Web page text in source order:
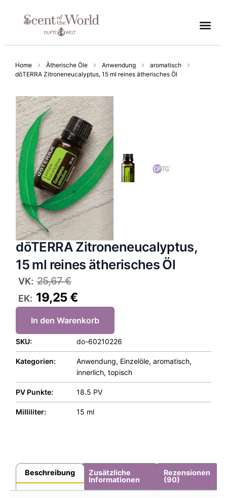
Home Ätherische Öle Anwendung
aromatisch
dōTERRA Zitroneneucalyptus, 15 ml reines ätherisches Öl
dōTERRA Zitroneneucalyptus,
15 ml reines ätherisches Öl
VK: 25,67€
EK: 19,25€
In den Warenkorb
SKU: do-60210226
Kategorien: Anwendung, Einzelöle,aromatisch,
innerlich,topisch
PV Punkte: 18.5 PV
Milliliter: 15 ml
Beschreibung
Zusätzliche
Informationen
Rezensionen
(90)